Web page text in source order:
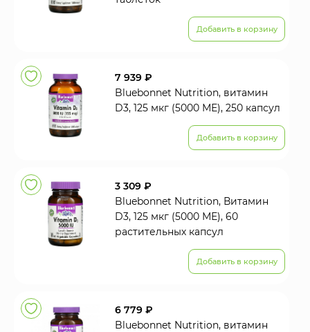
Добавить в корзину
7 939 ₽
Bluebonnet Nutrition, витамин
D3, 125 мкг (5000 МЕ), 250 капсул
Добавить в корзину
3 309 ₽
Bluebonnet Nutrition, Витамин
D3, 125 мкг (5000 МЕ), 60
растительных капсул
Добавить в корзину
6 779 ₽
Bluebonnet Nutrition, витамин